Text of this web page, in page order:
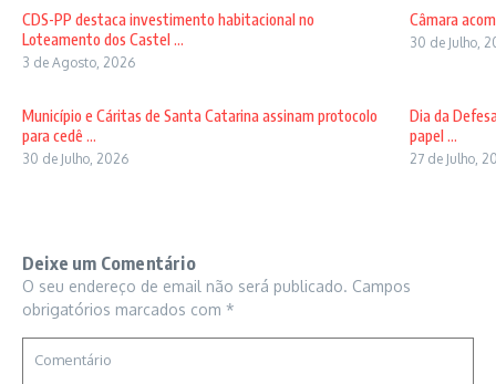
CDS-PP destaca investimento habitacional no
Loteamento dos Castel ...
3 de Agosto, 2026
Câmara
30 de Julho,
Município e Cáritas de Santa Catarina assinam protocolo
para cedê ...
30 de Julho, 2026
Dia da
papel ...
27 de Julho,
Deixe um Comentário
O seu endereço de email não será publicado. Campos
obrigatórios marcados com *